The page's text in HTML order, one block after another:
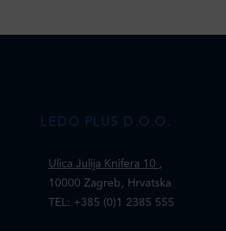
LEDO PLUS D.O.O.
Ulica Julija Knifera 10 ,
10000 Zagreb, Hrvatska
TEL: +385 (0)1 2385 555